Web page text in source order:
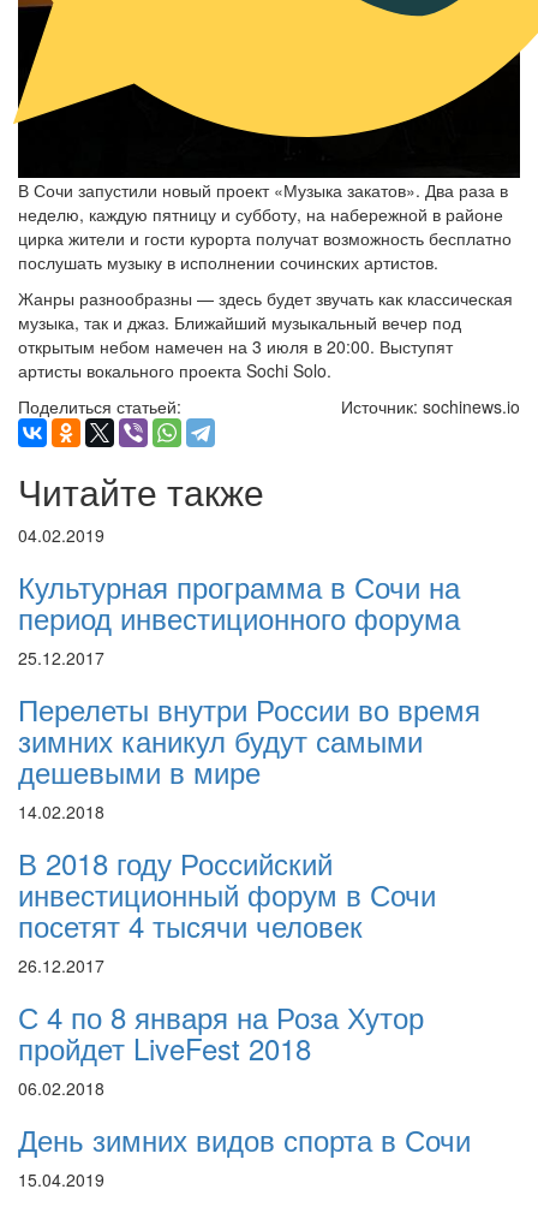
В Сочи запустили новый проект «Музыка закатов». Два раза в
неделю, каждую пятницу и субботу, на набережной в районе
цирка жители и гости курорта получат возможность бесплатно
послушать музыку в исполнении сочинских артистов.
Жанры разнообразны — здесь будет звучать как классическая
музыка, так и джаз. Ближайший музыкальный вечер под
открытым небом намечен на 3 июля в 20:00. Выступят
артисты вокального проекта Sochi Solo.
Источник: sochinews.io
Поделиться статьей:
Читайте также
04.02.2019
Культурная программа в Сочи на
период инвестиционного форума
25.12.2017
Перелеты внутри России во время
зимних каникул будут самыми
дешевыми в мире
14.02.2018
В 2018 году Российский
инвестиционный форум в Сочи
посетят 4 тысячи человек
26.12.2017
С 4 по 8 января на Роза Хутор
пройдет LiveFest 2018
06.02.2018
День зимних видов спорта в Сочи
15.04.2019